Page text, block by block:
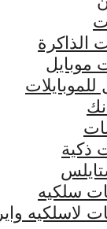
الذاكرة
موبايل
ذكية
سلكيه
لاسلكيه